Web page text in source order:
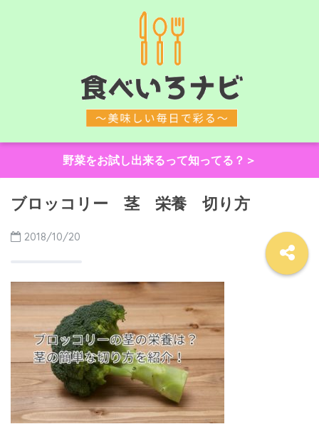
野菜をお試し出来るって知ってる？＞
ブロッコリー 茎 栄養 切り方
2018/10/20